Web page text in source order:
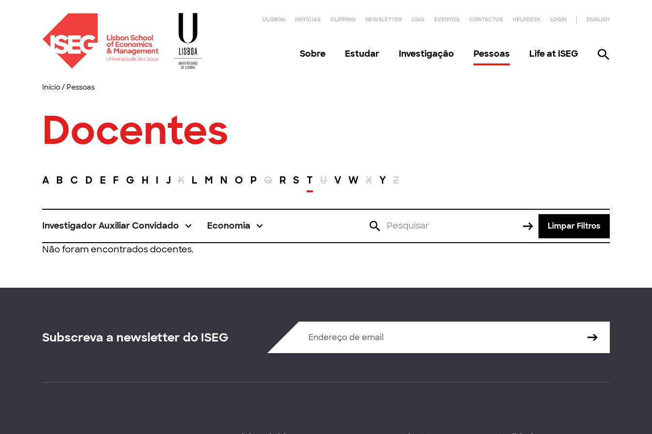
ULISBOA NOTÍCIAS CLIPPING NEWSLETTER LOJA EVENTOS CONTACTOS HELPDESK LOGIN ENGLISH
Sobre Estudar Investigação Pessoas Life at ISEG
Início/ Pessoas
Docentes
A B C D E F G H I J K L M N O P Q R S T U V W X Y Z
Investigador Auxiliar Convidado Economia Limpar Filtros
Não foram encontrados docentes.
Subscreva a newsletter do ISEG